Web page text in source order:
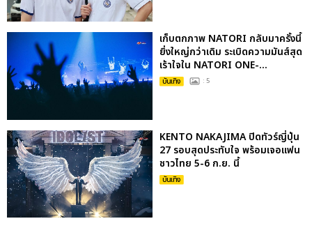
เก็บตกภาพ NATORI กลับมาครั้งนี้
ยิ่งใหญ่กว่าเดิม ระเบิดความมันส์สุด
เร้าใจใน NATORI ONE-...
บันเทิง : 5
KENTO NAKAJIMA ปิดทัวร์ญี่ปุ่น
27 รอบสุดประทับใจ พร้อมเจอแฟน
ชาวไทย 5-6 ก.ย. นี้
บันเทิง